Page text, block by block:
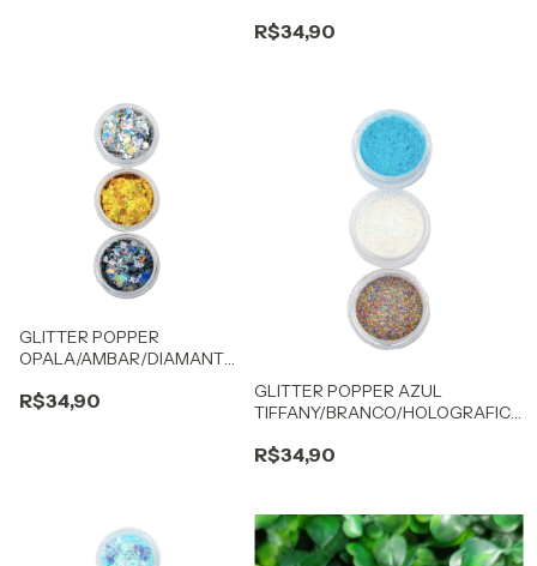
R$34,90
GLITTER POPPER
OPALA/AMBAR/DIAMANTE
R$34,90
GLITTER POPPER AZUL
TIFFANY/BRANCO/HOLOGRAFICO
R$34,90